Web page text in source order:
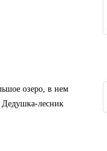
озеро, в нем
Дедушка-лесник